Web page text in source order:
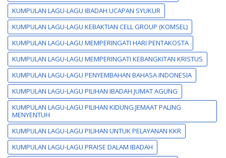
KUMPULAN LAGU-LAGU IBADAH UCAPAN SYUKUR
KUMPULAN LAGU-LAGU KEBAKTIAN CELL GROUP (KOMSEL)
KUMPULAN LAGU-LAGU MEMPERINGATI HARI PENTAKOSTA
KUMPULAN LAGU-LAGU MEMPERINGATI KEBANGKITAN KRISTUS
KUMPULAN LAGU-LAGU PENYEMBAHAN BAHASA INDONESIA
KUMPULAN LAGU-LAGU PILIHAN IBADAH JUMAT AGUNG
KUMPULAN LAGU-LAGU PILIHAN KIDUNG JEMAAT PALING
MENYENTUH
KUMPULAN LAGU-LAGU PILIHAN UNTUK PELAYANAN KKR
KUMPULAN LAGU-LAGU PRAISE DALAM IBADAH